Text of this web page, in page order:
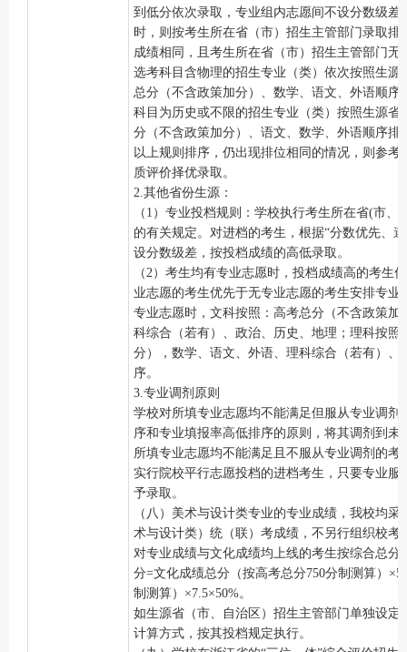
到低分依次录取，专业组内志愿间不设分数级差
时，则按考生所在省（市）招生主管部门录取排
成绩相同，且考生所在省（市）招生主管部门无
选考科目含物理的招生专业（类）依次按照生源
总分（不含政策加分）、数学、语文、外语顺序
科目为历史或不限的招生专业（类）按照生源省
分（不含政策加分）、语文、数学、外语顺序排
以上规则排序，仍出现排位相同的情况，则参
质评价择优录取。
2.其他省份生源：
（ 1）专业投档规则：学校执行考生所在省(市、
的有关规定。对进档的考生，根据“分数优先、
设分数级差，按投档成绩的高低录取。
（2）考生均有专业志愿时，投档成绩高的考生
业志愿的考生优先于无专业志愿的考生安排专业
专业志愿时，文科按照：高考总分（不含政策加
科综合（若有）、政治、历史、地理；理科按照
分），数学、语文、外语、理科综合（若有）、
序。
3.专业调剂原则
学校对所填专业志愿均不能满足但服从专业调剂
序和专业填报率高低排序的原则，将其调剂到未
所填专业志愿均不能满足且不服从专业调剂的考
实行院校平行志愿投档的进档考生，只要专业服
予录取。
（八）美术与设计类专业的专业成绩，我校均
术与设计类）统（联）考成绩，不另行组织校考
对专业成绩与文化成绩均上线的考生按综合总分
分=文化成绩总分（按高考总分750分制测算）
制测算）×7.5×50%。
如生源省（市、自治区）招生主管部门单独设定
计算方式， 按其投档规定执行。